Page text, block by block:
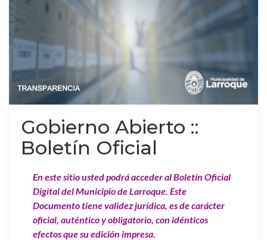
Gobierno Abierto ::
Boletín Oficial
En este sitio usted podrá acceder al Boletín Oficial
Digital del Municipio de Larroque. Este
Documento tiene validez jurídica, es de carácter
oficial, auténtico y obligatorio, con idénticos
efectos que su edición impresa.